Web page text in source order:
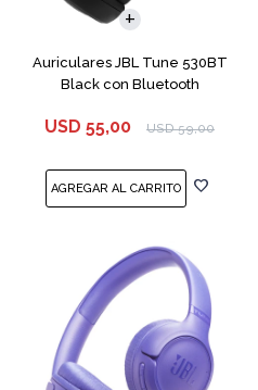
Auriculares JBL Tune 530BT
Black con Bluetooth
USD 55,00 USD 59,00